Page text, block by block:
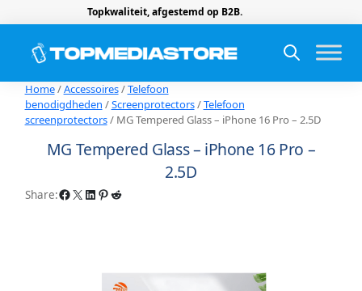
Topkwaliteit, afgestemd op B2B.
Home/Accessoires/Telefoon
benodigdheden /Screenprotectors/Telefoon
screenprotectors/ MG Tempered Glass – iPhone 16 Pro – 2.5D
MG Tempered Glass – iPhone 16 Pro –
2.5D
Share:Facebook X LinkedIn Pinterest Reddit